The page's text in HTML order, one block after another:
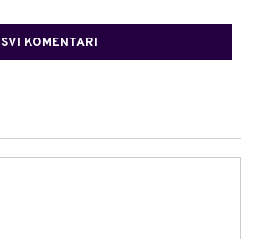
SVI KOMENTARI